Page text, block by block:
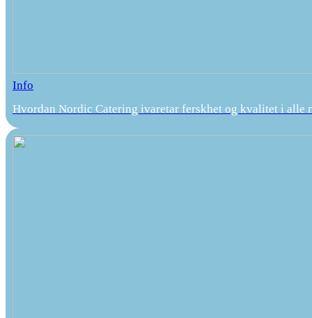
Info
Hvordan Nordic Catering ivaretar ferskhet og kvalitet i alle